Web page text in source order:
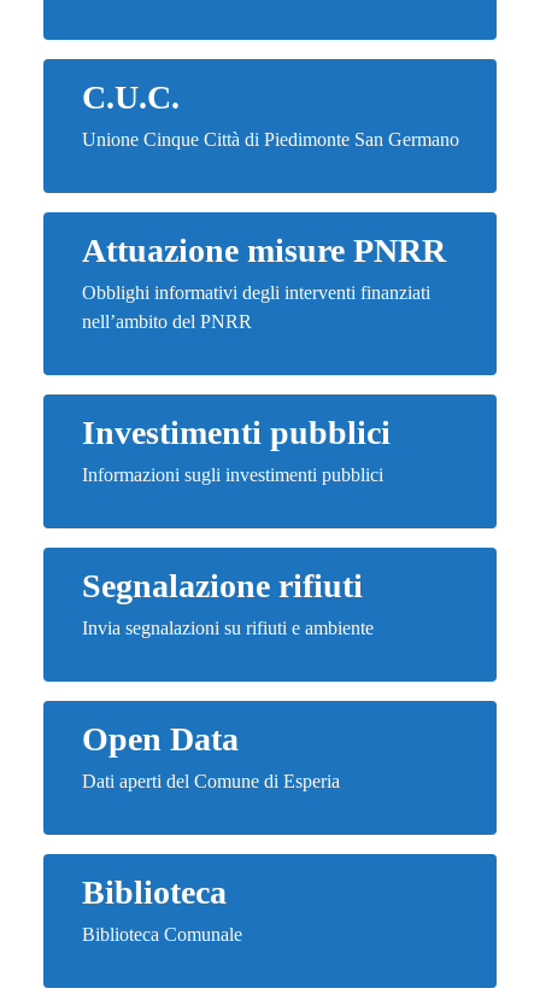
C.U.C.
Unione Cinque Città di Piedimonte San Germano
Attuazione misure PNRR
Obblighi informativi degli interventi finanziati
nell’ambito del PNRR
Investimenti pubblici
Informazioni sugli investimenti pubblici
Segnalazione rifiuti
Invia segnalazioni su rifiuti e ambiente
Open Data
Dati aperti del Comune di Esperia
Biblioteca
Biblioteca Comunale